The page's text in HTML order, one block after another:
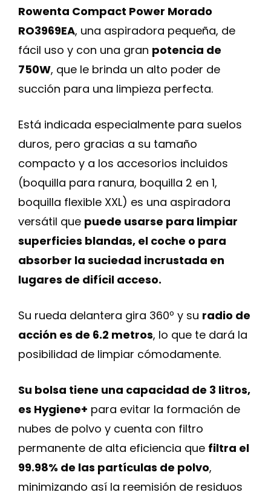
Rowenta Compact Power Morado
RO3969EA, una aspiradora pequeña, de
fácil uso y con una gran potencia de
750W, que le brinda un alto poder de
succión para una limpieza perfecta.
Está indicada especialmente para suelos
duros, pero gracias a su tamaño
compacto y a los accesorios incluidos
(boquilla para ranura, boquilla 2 en 1,
boquilla flexible XXL) es una aspiradora
versátil que puede usarse para limpiar
superficies blandas, el coche o para
absorber la suciedad incrustada en
lugares de difícil acceso.
Su rueda delantera gira 360º y su radio de
acción es de 6.2 metros, lo que te dará la
posibilidad de limpiar cómodamente.
Su bolsa tiene una capacidad de 3 litros,
es Hygiene+ para evitar la formación de
nubes de polvo y cuenta con filtro
permanente de alta eficiencia que filtra el
99.98% de las partículas de polvo,
minimizando así la reemisión de residuos